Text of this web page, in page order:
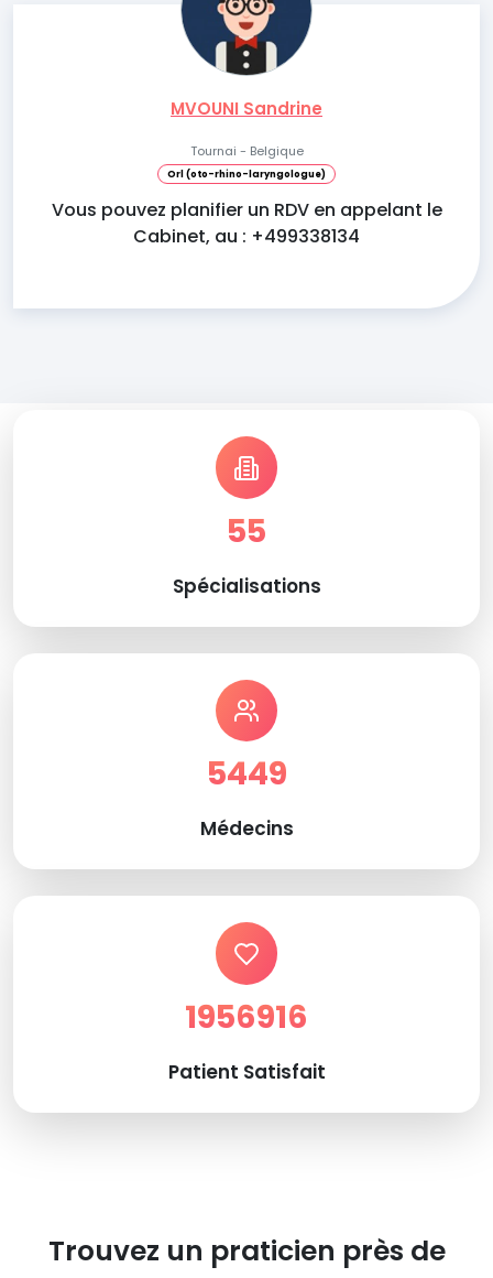
MVOUNI Sandrine
Tournai - Belgique
Orl (oto-rhino-laryngologue)
Vous pouvez planifier un RDV en appelant le
Cabinet, au : +499338134
55
Spécialisations
5449
Médecins
1956916
Patient Satisfait
Trouvez un praticien près de